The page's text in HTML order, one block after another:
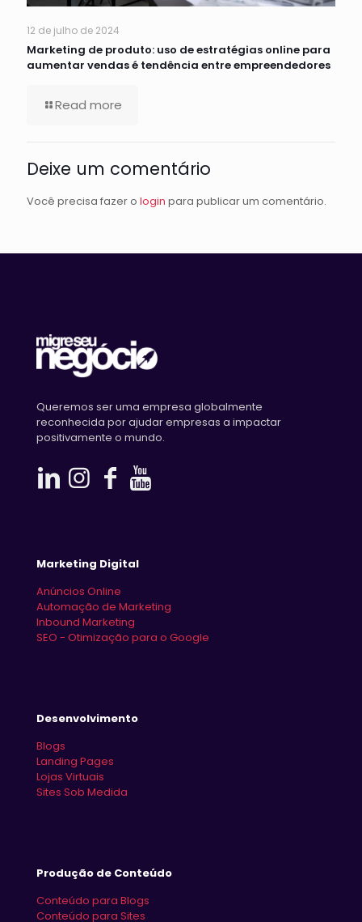
12 de julho de 2024
Marketing de produto: uso de estratégias online para
aumentar vendas é tendência entre empreendedores
Read more
Deixe um comentário
Você precisa fazer o login para publicar um comentário.
Queremos ser uma empresa globalmente
reconhecida por ajudar empresas a impactar
positivamente o mundo.
Marketing Digital
Anúncios Online
Automação de Marketing
Inbound Marketing
SEO - Otimização para o Google
Desenvolvimento
Blogs
Landing Pages
Lojas Virtuais
Sites Sob Medida
Produção de Conteúdo
Conteúdo para Blogs
Conteúdo para Sites